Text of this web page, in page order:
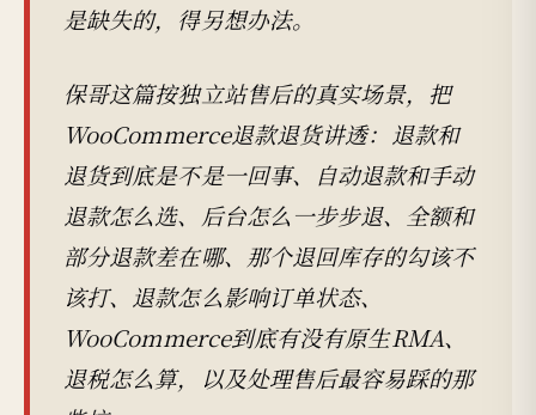
是缺失的，得另想办法。
保哥这篇按独立站售后的真实场景，把
WooCommerce退款退货讲透：退款和
退货到底是不是一回事、自动退款和手动
退款怎么选、后台怎么一步步退、全额和
部分退款差在哪、那个退回库存的勾该不
该打、退款怎么影响订单状态、
WooCommerce到底有没有原生RMA、
退税怎么算，以及处理售后最容易踩的那